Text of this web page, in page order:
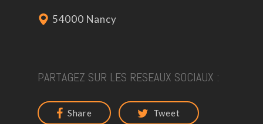
54000 Nancy
PARTAGEZ SUR LES RESEAUX SOCIAUX :
Share Tweet